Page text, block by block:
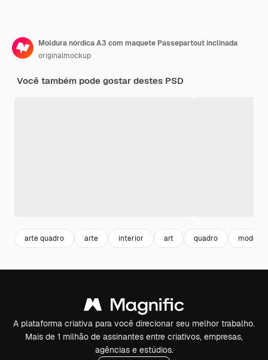
Moldura nórdica A3 com maquete Passepartout inclinada
originalmockup
Você também pode gostar destes PSD
arte quadro arte interior art quadro moderno
A plataforma criativa para você direcionar seu melhor trabalho.
Mais de 1 milhão de assinantes entre criativos, empresas,
agências e estúdios.